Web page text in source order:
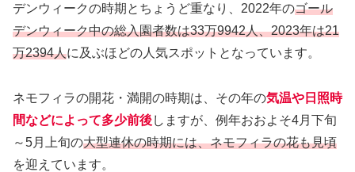
デンウィークの時期とちょうど重なり、2022年のゴール
デンウィーク中の総入園者数は33万9942人、2023年は21
万2394人に及ぶほどの人気スポットとなっています。
ネモフィラの開花・満開の時期は、その年の気温や日照時
間などによって多少前後しますが、例年おおよそ4月下旬
～5月上旬の大型連休の時期には、ネモフィラの花も見頃
を迎えています。